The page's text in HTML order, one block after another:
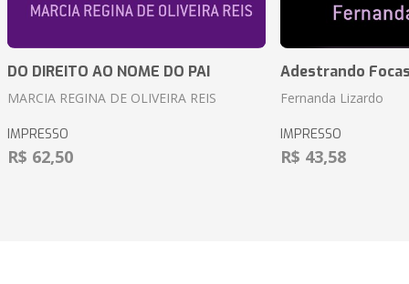
DO DIREITO AO NOME DO PAI
MARCIA REGINA DE OLIVEIRA REIS
IMPRESSO
R$ 62,50
Adestrando
Fernanda Lizardo
IMPRESSO
R$ 43,58